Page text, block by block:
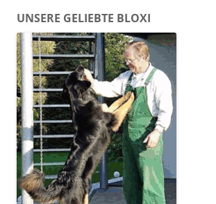
UNSERE GELIEBTE BLOXI